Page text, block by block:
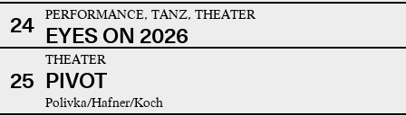
24 PERFORMANCE, TANZ, THEATER
EYES ON 2026
25
THEATER
PIVOT
Polivka/Hafner/Koch